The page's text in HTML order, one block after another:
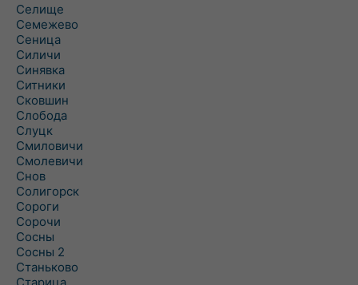
Селище
Семежево
Сеница
Силичи
Синявка
Ситники
Сковшин
Слобода
Слуцк
Смиловичи
Смолевичи
Снов
Солигорск
Сороги
Сорочи
Сосны
Сосны 2
Станьково